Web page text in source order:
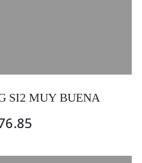
SI2 MUY BUENA